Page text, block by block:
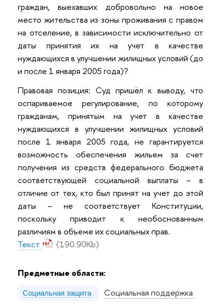
граждан, выехавших добровольно на новое
место жительства из зоны проживания с правом
на отселение, в зависимости исключительно от
даты принятия их на учет в качестве
нуждающихся в улучшении жилищных условий (до
и после 1 января 2005 года)?
Правовая позиция: Суд пришёл к выводу, что
оспариваемое регулирование, по которому
гражданам, принятым на учет в качестве
нуждающихся в улучшении жилищных условий
после 1 января 2005 года, не гарантируется
возможность обеспечения жильем за счет
получения из средств федерального бюджета
соответствующей социальной выплаты – в
отличие от тех, кто был принят на учет до этой
даты – не соответствует Конституции,
поскольку приводит к необоснованным
различиям в объеме их социальных прав.
Текст
(190.90Kb)
Предметные области:
Социальная защита Социальная поддержка